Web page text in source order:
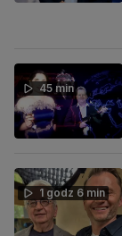
45 min
1 godz 6 min